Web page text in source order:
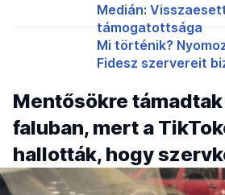
Medián:
támogatottsága
Mi történik?
Fidesz szervereit
Mentősökre
faluban, mert a
hallották, hogy